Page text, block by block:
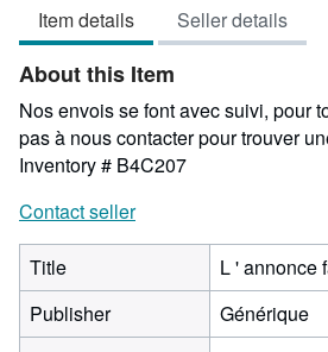
Item details Seller details
About this Item
Nos envois se font avec suivi, pour
pas à nous contacter pour trouver
Inventory # B4C207
Contact seller
Title
L ' annonce
Publisher
Générique